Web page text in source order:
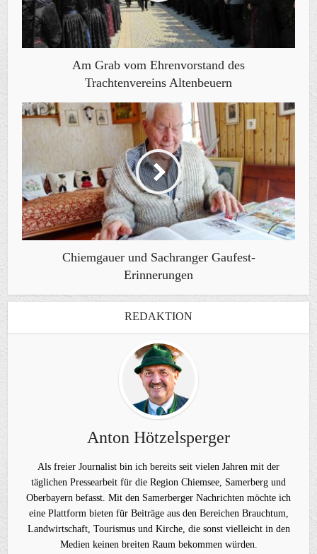
Am Grab vom Ehrenvorstand des
Trachtenvereins Altenbeuern
Chiemgauer und Sachranger Gaufest-
Erinnerungen
REDAKTION
Anton Hötzelsperger
Als freier Journalist bin ich bereits seit vielen Jahren mit der
täglichen Pressearbeit für die Region Chiemsee, Samerberg und
Oberbayern befasst. Mit den Samerberger Nachrichten möchte ich
eine Plattform bieten für Beiträge aus den Bereichen Brauchtum,
Landwirtschaft, Tourismus und Kirche, die sonst vielleicht in den
Medien keinen breiten Raum bekommen würden.